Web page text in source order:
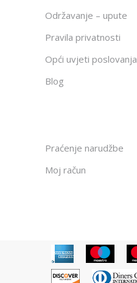
Održavanje – upute
Pravila privatnosti
Opći uvjeti poslovanja
Blog
Praćenje narudžbe
Moj račun